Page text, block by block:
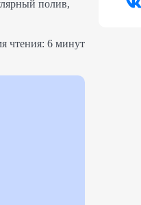
полив,
чтения: 6 минут